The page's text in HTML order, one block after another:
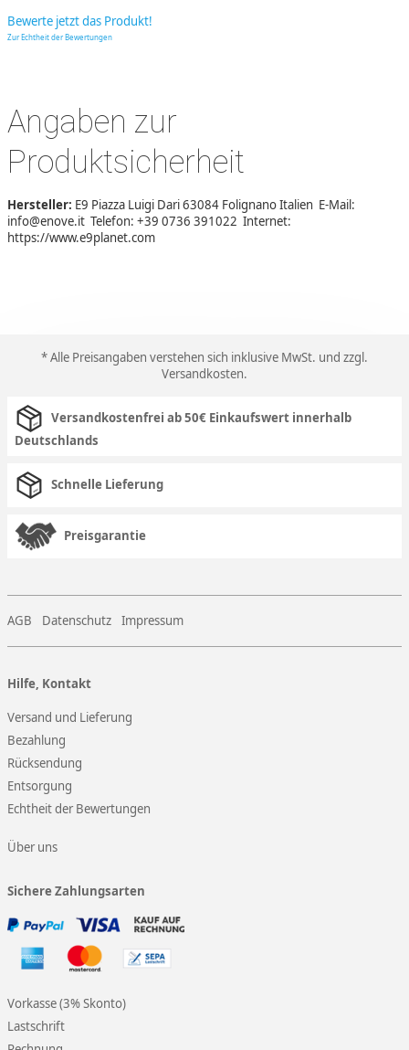
Bewerte jetzt das Produkt!
Zur Echtheit der Bewertungen
Angaben zur
Produktsicherheit
Hersteller: E9 Piazza Luigi Dari 63084 Folignano Italien E-Mail:
info@enove.it Telefon: +39 0736 391022 Internet:
https://www.e9planet.com
* Alle Preisangaben verstehen sich inklusive MwSt. und zzgl.
Versandkosten.
Versandkostenfrei ab 50€ Einkaufswert innerhalb
Deutschlands
Schnelle Lieferung
Preisgarantie
AGB Datenschutz Impressum
Hilfe, Kontakt
Versand und Lieferung
Bezahlung
Rücksendung
Entsorgung
Echtheit der Bewertungen
Über uns
Sichere Zahlungsarten
Vorkasse (3% Skonto)
Lastschrift